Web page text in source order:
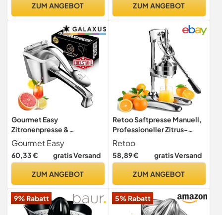
ZUM ANGEBOT ZUM ANGEBOT
Gourmet Easy
Zitronenpresse &
Limettenpresse aus 304
Edelstahl, manuell
Gourmet Easy
60,33 € gratis Versand
ZUM ANGEBOT
Retoo Saftpresse Manuell,
Professioneller Zitrus-
Entsafter, Rostfreier
Edelstahl, Metall-
Zitronenpresse,
Orangenpresse, Lemon
Retoo
58,89 € gratis Versand
ZUM ANGEBOT
9% Rabatt 5% Rabatt